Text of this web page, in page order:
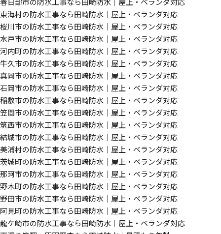
東海村の防水工事なら田崎防水｜屋上・ベランダ対応
桜川市の防水工事なら田崎防水｜屋上・ベランダ対応
水戸市の防水工事なら田崎防水｜屋上・ベランダ対応
河内町の防水工事なら田崎防水｜屋上・ベランダ対応
牛久市の防水工事なら田崎防水｜屋上・ベランダ対応
真岡市の防水工事なら田崎防水｜屋上・ベランダ対応
石岡市の防水工事なら田崎防水｜屋上・ベランダ対応
稲敷市の防水工事なら田崎防水｜屋上・ベランダ対応
笠間市の防水工事なら田崎防水｜屋上・ベランダ対応
筑西市の防水工事なら田崎防水｜屋上・ベランダ対応
結城市の防水工事なら田崎防水｜屋上・ベランダ対応
美浦村の防水工事なら田崎防水｜屋上・ベランダ対応
茨城町の防水工事なら田崎防水｜屋上・ベランダ対応
那珂市の防水工事なら田崎防水｜屋上・ベランダ対応
野木町の防水工事なら田崎防水｜屋上・ベランダ対応
野田市の防水工事なら田崎防水｜屋上・ベランダ対応
阿見町の防水工事なら田崎防水｜屋上・ベランダ対応
龍ケ崎市の防水工事なら田崎防水｜屋上・ベランダ対応